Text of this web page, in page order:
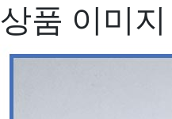
상품 이미